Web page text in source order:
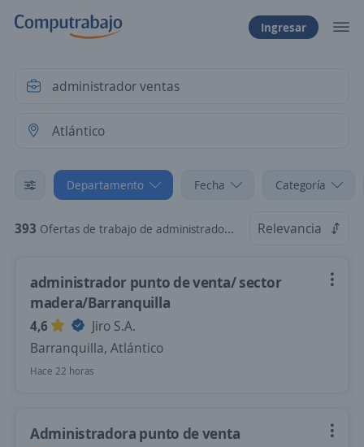
Ingresar
Departamento Fecha Categoría
393 Ofertas de trabajo de administrador ventas en Atlántico Relevancia
administrador punto de venta/ sector
madera/Barranquilla
4,6
Jiro S.A.
Barranquilla, Atlántico
Hace 22 horas
Administradora punto de venta